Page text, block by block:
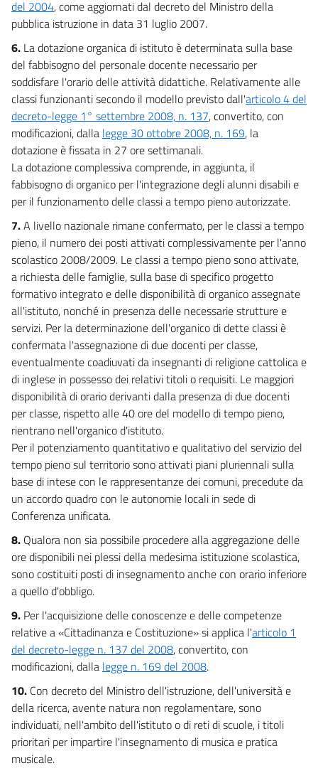
del 2004, come aggiornati dal decreto del Ministro della
pubblica istruzione in data 31 luglio 2007.
6. La dotazione organica di istituto è determinata sulla base
del fabbisogno del personale docente necessario per
soddisfare l'orario delle attività didattiche. Relativamente alle
classi funzionanti secondo il modello previsto dall'articolo 4 del
decreto-legge 1° settembre 2008, n. 137, convertito, con
modificazioni, dalla legge 30 ottobre 2008, n. 169, la
dotazione è fissata in 27 ore settimanali.
La dotazione complessiva comprende, in aggiunta, il
fabbisogno di organico per l'integrazione degli alunni disabili e
per il funzionamento delle classi a tempo pieno autorizzate.
7.A livello nazionale rimane confermato, per le classi a tempo
pieno, il numero dei posti attivati complessivamente per l'anno
scolastico 2008/2009. Le classi a tempo pieno sono attivate,
a richiesta delle famiglie, sulla base di specifico progetto
formativo integrato e delle disponibilità di organico assegnate
all'istituto, nonché in presenza delle necessarie strutture e
servizi. Per la determinazione dell'organico di dette classi è
confermata l'assegnazione di due docenti per classe,
eventualmente coadiuvati da insegnanti di religione cattolica e
di inglese in possesso dei relativi titoli o requisiti. Le maggiori
disponibilità di orario derivanti dalla presenza di due docenti
per classe, rispetto alle 40 ore del modello di tempo pieno,
rientrano nell'organico d'istituto.
Per il potenziamento quantitativo e qualitativo del servizio del
tempo pieno sul territorio sono attivati piani pluriennali sulla
base di intese con le rappresentanze dei comuni, precedute da
un accordo quadro con le autonomie locali in sede di
Conferenza unificata.
8. Qualora non sia possibile procedere alla aggregazione delle
ore disponibili nei plessi della medesima istituzione scolastica,
sono costituiti posti di insegnamento anche con orario inferiore
a quello d'obbligo.
9. Per l'acquisizione delle conoscenze e delle competenze
relative a «Cittadinanza e Costituzione» si applica l'articolo 1
del decreto-legge n. 137 del 2008, convertito, con
modificazioni, dalla legge n. 169 del 2008.
10. Con decreto del Ministro dell'istruzione, dell'università e
della ricerca, avente natura non regolamentare, sono
individuati, nell'ambito dell'istituto o di reti di scuole, i titoli
prioritari per impartire l'insegnamento di musica e pratica
musicale.